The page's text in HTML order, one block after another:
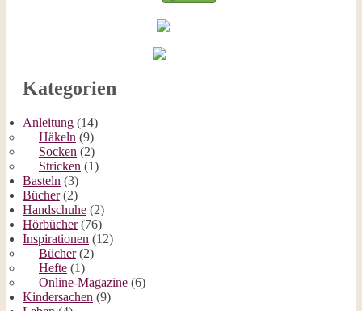
Kategorien
Anleitung (14)
Häkeln (9)
Socken (2)
Stricken (1)
Basteln (3)
Bücher(2)
Handschuhe (2)
Hörbücher(76)
Inspirationen (12)
Bücher(2)
Hefte (1)
Online-Magazine (6)
Kindersachen (9)